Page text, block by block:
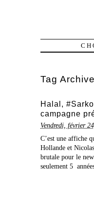
Tag
Halal,
campagne
Vendredi, février
C’est une affiche
Hollande et
brutale pour le
seulement 5